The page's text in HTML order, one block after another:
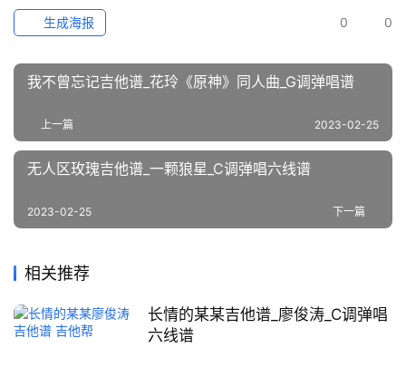
0 0
生成海报
我不曾忘记吉他谱_花玲《原神》同人曲_G调弹唱谱
上一篇 2023-02-25
无人区玫瑰吉他谱_一颗狼星_C调弹唱六线谱
下一篇
2023-02-25
相关推荐
长情的某某吉他谱_廖俊涛_C调弹唱
六线谱